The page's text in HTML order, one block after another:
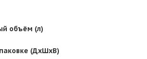
объём (л)
(ДхШхВ)